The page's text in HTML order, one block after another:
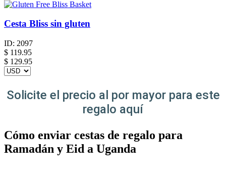
Cesta Bliss sin gluten
ID: 2097
$ 119.95
$ 129.95
Solicite el precio al por mayor para este
regalo aquí
Cómo enviar cestas de regalo para
Ramadán y Eid a Uganda